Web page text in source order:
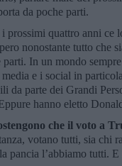
da poche parti.
i prossimi quattro anni ce
nonostante tutto che
parti. In un mondo
media e i social in
da parte dei Grandi
hanno eletto
che il voto a
votano tutti, sia chi
pancia l’abbiamo tutti.